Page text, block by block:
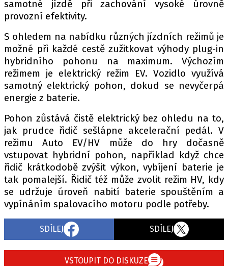
samotné jízdě při zachování vysoké úrovně
provozní efektivity.
S ohledem na nabídku různých jízdních režimů je
možné při každé cestě zužitkovat výhody plug-in
hybridního pohonu na maximum. Výchozím
režimem je elektrický režim EV. Vozidlo využívá
samotný elektrický pohon, dokud se nevyčerpá
energie z baterie.
Pohon zůstává čistě elektrický bez ohledu na to,
jak prudce řidič sešlápne akcelerační pedál. V
režimu Auto EV/HV může do hry dočasně
vstupovat hybridní pohon, například když chce
řidič krátkodobě zvýšit výkon, vybíjení baterie je
tak pomalejší. Řidič též může zvolit režim HV, kdy
se udržuje úroveň nabití baterie spouštěním a
vypínáním spalovacího motoru podle potřeby.
SDÍLEJ SDÍLEJ
VSTOUPIT DO DISKUZE